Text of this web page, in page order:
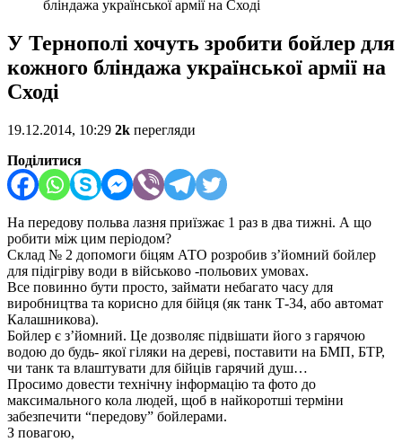
бліндажа української армії на Сході
У Тернополі хочуть зробити бойлер для
кожного бліндажа української армії на
Сході
19.12.2014, 10:29 2k перегляди
Поділитися
На передову польва лазня приїзжає 1 раз в два тижні. А що
робити між цим періодом?
Склад № 2 допомоги біцям АТО розробив з’йомний бойлер
для підігріву води в військово -польових умовах.
Все повинно бути просто, займати небагато часу для
виробництва та корисно для бійця (як танк Т-34, або автомат
Калашникова).
Бойлер є з’йомний. Це дозволяє підвішати його з гарячою
водою до будь- якої гіляки на дереві, поставити на БМП, БТР,
чи танк та влаштувати для бійців гарячий душ…
Просимо довести технічну інформацію та фото до
максимального кола людей, щоб в найкоротші терміни
забезпечити “передову” бойлерами.
З повагою,